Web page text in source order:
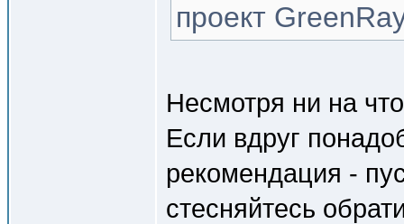
проект
Несмотря ни на
Если вдруг
рекомендация -
стесняйтесь